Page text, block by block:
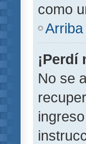
como
Arriba
¡Perdí
No se